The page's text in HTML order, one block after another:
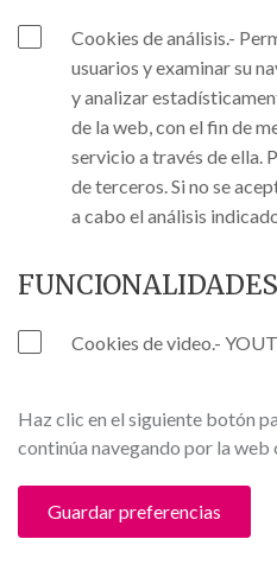
Cookies de análisis.-
usuarios y examinar su
y analizar
de la web, con el fin de
servicio a través de ella.
de terceros. Si no se
a cabo el análisis
Cookies de video.-
Haz clic en el siguiente botón
continúa navegando por la
Guardar preferencias